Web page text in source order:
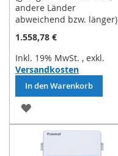
andere Länder
abweichend bzw. länger)
1.558,78 €
Inkl. 19% MwSt. , exkl.
Versandkosten
In den Warenkorb
ZUR
WUNSCHLISTE
HINZUFÜGEN